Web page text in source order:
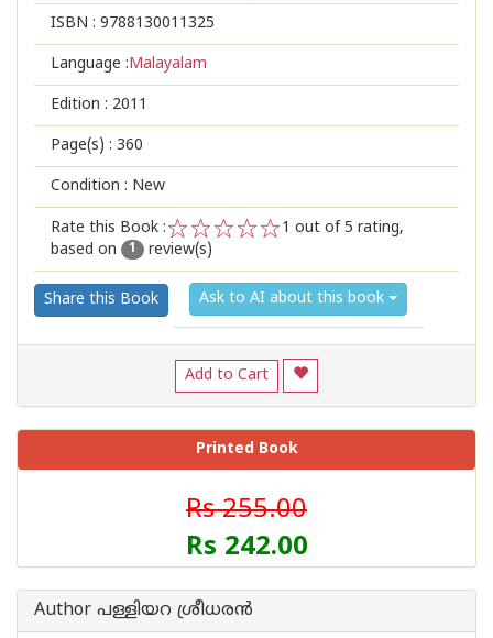
ISBN : 9788130011325
Language :Malayalam
Edition : 2011
Page(s) : 360
Condition : New
Rate this Book :
2
1
1 out of 5 rating,
based on
1 review(s)
Share this Book Ask to AI about this book
Add to Cart
Printed Book
Rs 255.00
Rs 242.00
Author പള്ളിയറ ശ്രീധര‌ന്‍